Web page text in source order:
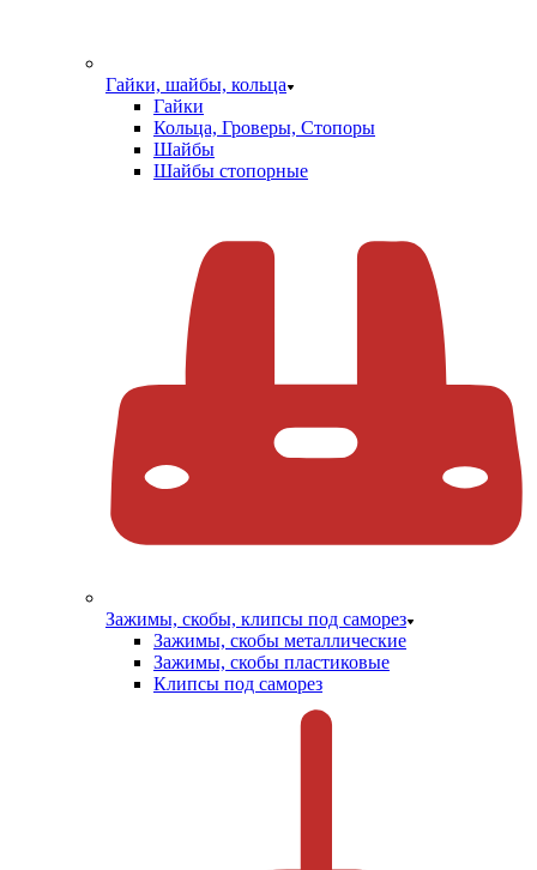
Гайки, шайбы, кольца
Гайки
Кольца, Гроверы, Стопоры
Шайбы
Шайбы стопорные
Зажимы, скобы, клипсы под саморез
Зажимы, скобы металлические
Зажимы, скобы пластиковые
Клипсы под саморез